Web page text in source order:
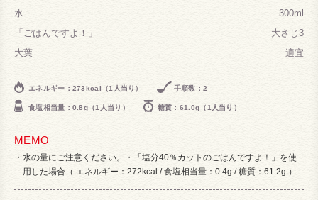
水
300ml
「ごはんですよ！」
大さじ3
大葉
適宜
エネルギー：273kcal（1人当り） 手順数：2
食塩相当量：0.8g（1人当り） 糖質：61.0g（1人当り）
MEMO
水の量にご注意ください。・「塩分40％カットのごはんですよ！」を使
用した場合（ エネルギー：272kcal / 食塩相当量：0.4g / 糖質：61.2g ）